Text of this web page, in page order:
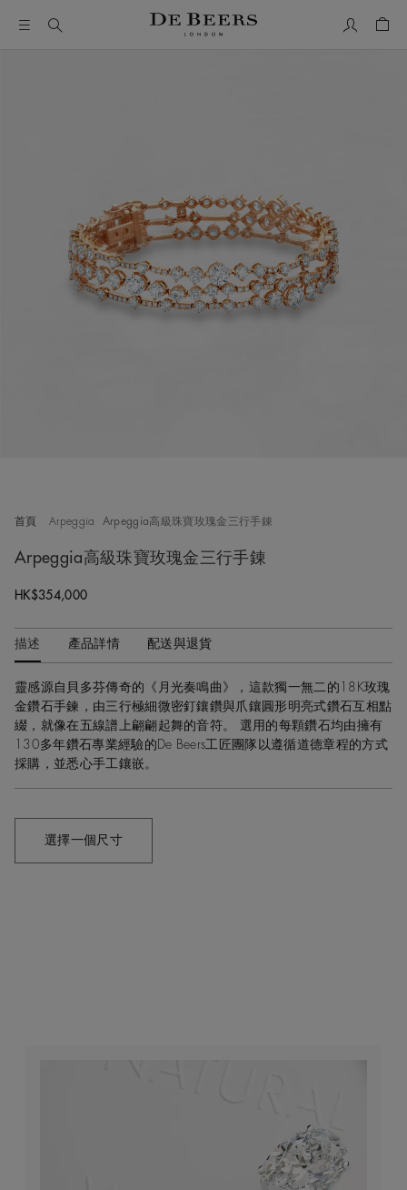
首頁 Arpeggia Arpeggia高級珠寶玫瑰金三行手錬
Arpeggia高級珠寶玫瑰金三行手錬
Original price
HK$354,000
描述 產品詳情 配送與退貨
靈感源自貝多芬傳奇的《月光奏鳴曲》，這款獨一無二的18K玫瑰
金鑽石手鍊，由三行極細微密釘鑲鑽與爪鑲圓形明亮式鑽石互相點
綴，就像在五線譜上翩翩起舞的音符。 選用的每顆鑽石均由擁有
130多年鑽石專業經驗的De Beers工匠團隊以遵循道德章程的方式
採購，並悉心手工鑲嵌。
選擇一個尺寸